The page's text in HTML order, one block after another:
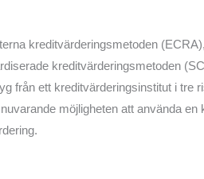
kreditvärderingsmetoden
kreditvärderingsmetoden
från ett kreditvärderingsinstitut i tre
möjligheten att använda en